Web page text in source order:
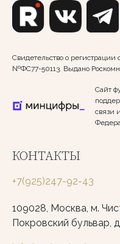
Свидетельство о
№ФС77-50113. Выдано
Сайт
связи
КОНТАКТЫ
+7(925)247-92-43
109028, Москва, м.
Покровский бульвар,